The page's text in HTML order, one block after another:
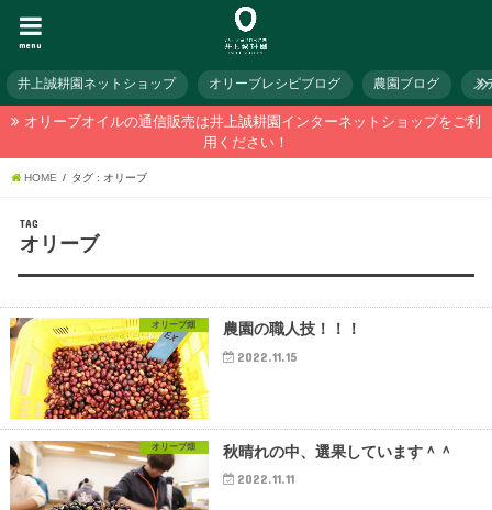
menu
井上誠耕園ネットショップ オリーブレシピブログ 農園ブログ メ
オリーブオイルの通信販売は井上誠耕園インターネットショップをご利
用ください！
HOME タグ : オリーブ
TAG
オリーブ
オリーブ畑 農園の職人技！！！
2022.11.15
オリーブ畑 秋晴れの中、選果しています＾＾
2022.11.11